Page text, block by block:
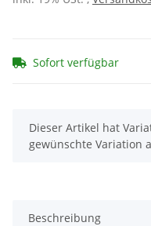
Sofort verfügbar
x
Dieser Artikel hat
gewünschte Variation
Beschreibung